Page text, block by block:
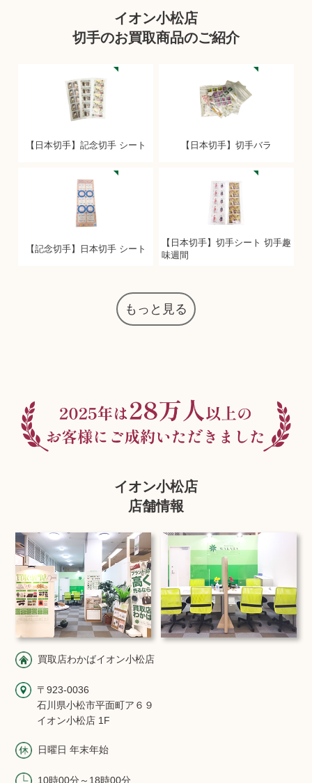
イオン小松店
切手のお買取商品のご紹介
【日本切手】記念切手 シート 【日本切手】切手バラ
【記念切手】日本切手 シート
【日本切手】切手シート 切手趣
味週間
もっと見る
イオン小松店
店舗情報
買取店わかばイオン小松店
〒923-0036
石川県小松市平面町ア６９
イオン小松店 1F
日曜日 年末年始
10時00分～18時00分